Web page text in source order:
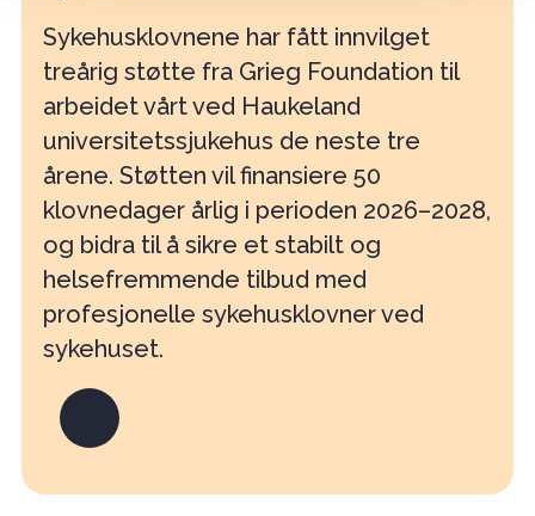
Sykehusklovnene har fått innvilget
treårig støtte fra Grieg Foundation til
arbeidet vårt ved Haukeland
universitetssjukehus de neste tre
årene. Støtten vil finansiere 50
klovnedager årlig i perioden 2026–2028,
og bidra til å sikre et stabilt og
helsefremmende tilbud med
profesjonelle sykehusklovner ved
sykehuset.